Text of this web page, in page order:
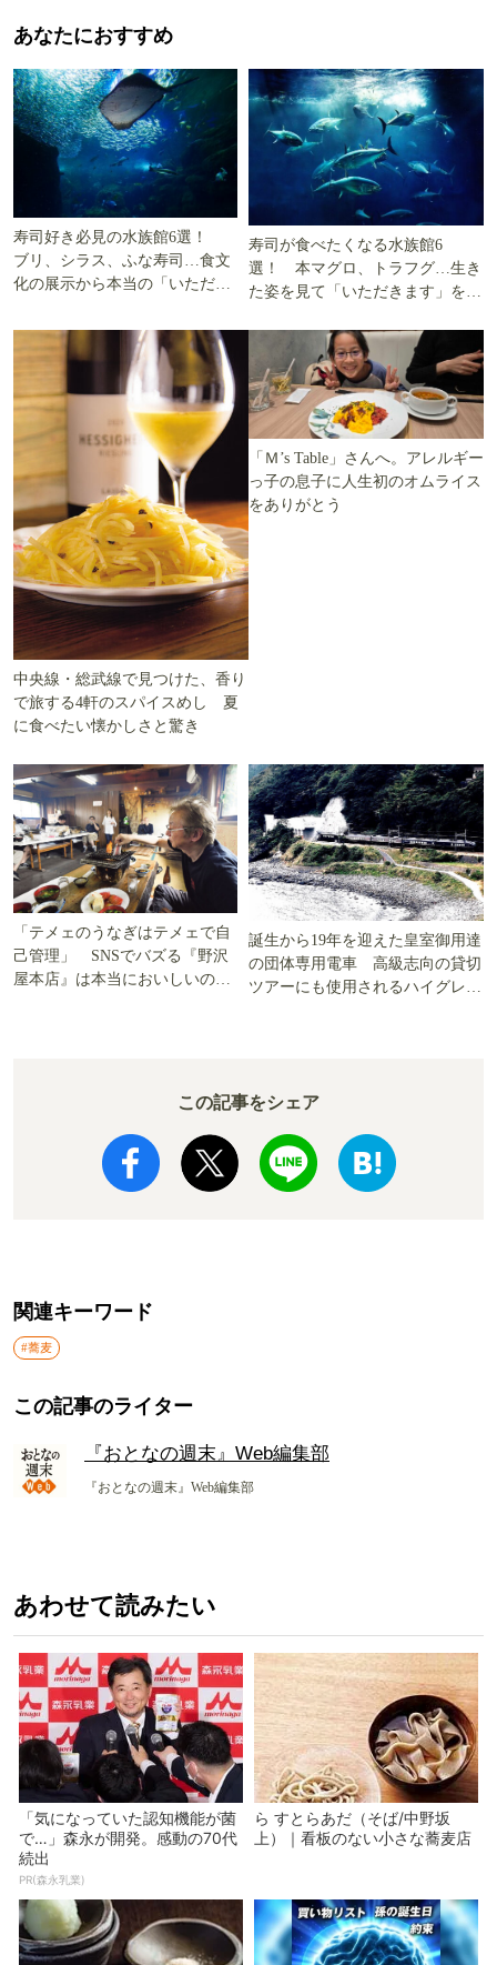
あなたにおすすめ
寿司好き必見の水族館6選！
ブリ、シラス、ふな寿司…食文
化の展示から本当の「いただき
寿司が食べたくなる水族館6
選！ 本マグロ、トラフグ…生き
た姿を見て「いただきます」を考
中央線・総武線で見つけた、香り
で旅する4軒のスパイスめし 夏
に食べたい懐かしさと驚き
「Ｍ’s Table」さんへ。アレルギー
っ子の息子に人生初のオムライス
をありがとう
「テメェのうなぎはテメェで自
己管理」 SNSでバズる『野沢
屋本店』は本当においしいの
誕生から19年を迎えた皇室御用達
の団体専用電車 高級志向の貸切
ツアーにも使用されるハイグレー
この記事をシェア
関連キーワード
#蕎麦
この記事のライター
『おとなの週末』Web編集部
『おとなの週末』Web編集部
あわせて読みたい
「気になっていた認知機能が菌
で…」森永が開発。感動の70代
続出
PR(森永乳業)
ら すとらあだ（そば/中野坂
上）｜看板のない小さな蕎麦店